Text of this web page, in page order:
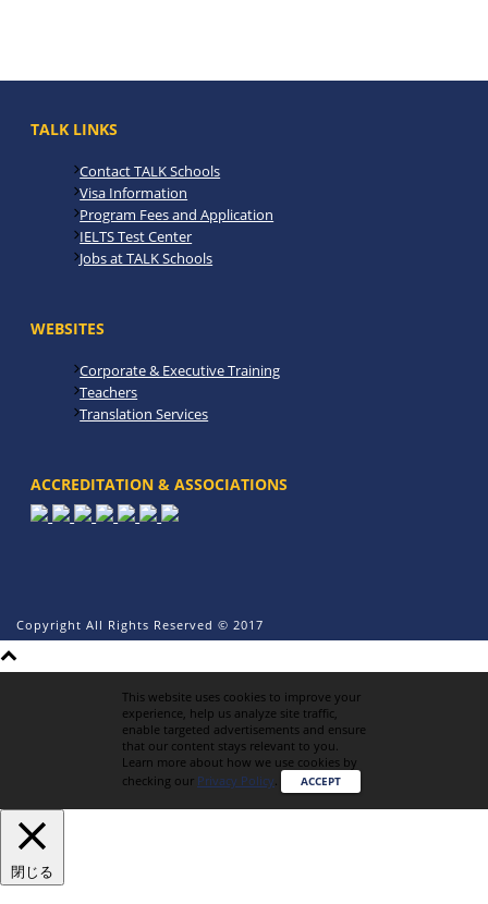
TALK LINKS
Contact TALK Schools
Visa Information
Program Fees and Application
IELTS Test Center
Jobs at TALK Schools
WEBSITES
Corporate & Executive Training
Teachers
Translation Services
ACCREDITATION & ASSOCIATIONS
Copyright All Rights Reserved © 2017
This website uses cookies to improve your
experience, help us analyze site traffic,
enable targeted advertisements and ensure
that our content stays relevant to you.
Learn more about how we use cookies by
checking our Privacy Policy. ACCEPT
閉じる